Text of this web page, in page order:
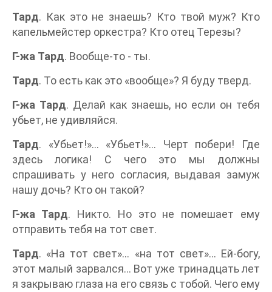
Тард. Как это не знаешь? Кто твой муж? Кто
капельмейстер оркестра? Кто отец Терезы?
Г-жа Тард. Вообще-то - ты.
Тард. То есть как это «вообще»? Я буду тверд.
Г-жа Тард. Делай как знаешь, но если он тебя
убьет, не удивляйся.
Тард. «Убьет!»... «Убьет!»... Черт побери! Где
здесь логика! С чего это мы должны
спрашивать у него согласия, выдавая замуж
нашу дочь? Кто он такой?
Г-жа Тард. Никто. Но это не помешает ему
отправить тебя на тот свет.
Тард. «На тот свет»... «на тот свет»... Ей-богу,
этот малый зарвался... Вот уже тринадцать лет
я закрываю глаза на его связь с тобой. Чего ему